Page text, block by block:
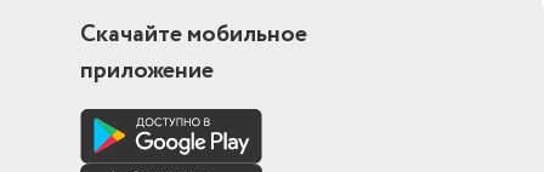
Скачайте мобильное
приложение